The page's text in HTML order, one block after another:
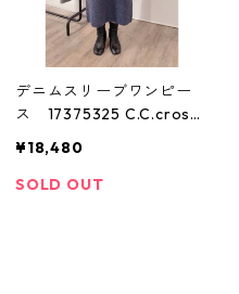
デニムスリーブワンピー
ス 17375325 C.C.cross
¥18,480
SOLD OUT